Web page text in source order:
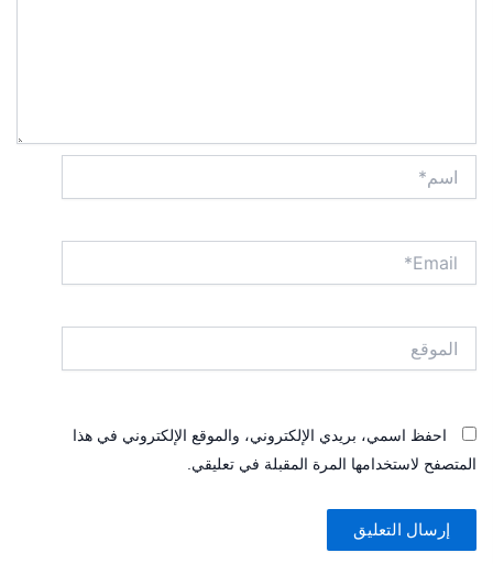
احفظ اسمي، بريدي الإلكتروني، والموقع الإلكتروني في هذا
المتصفح لاستخدامها المرة المقبلة في تعليقي.